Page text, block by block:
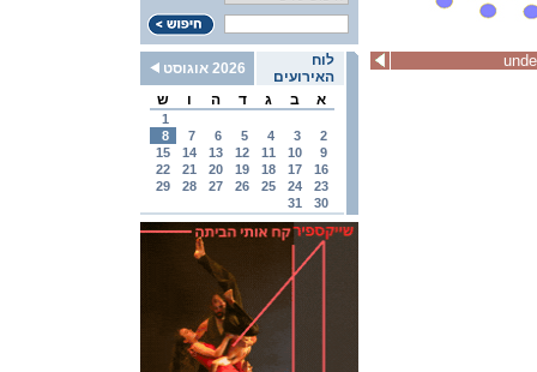
לוח
האירועים
2026 אוגוסט
א
ב ג ד ה ו ש
1
2
3
4
5
6
7
8
9
10
11
12
13
14
15
16
17
18
19
20
21
22
23
24
25
26
27
28
29
30
31